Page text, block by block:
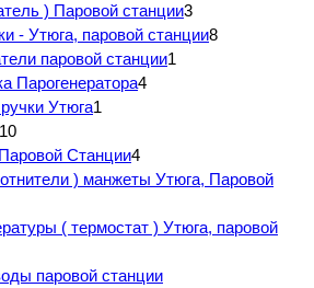
) Паровой станции3
- Утюга, паровой станции8
паровой станции1
Парогенератора4
Утюга1
10
Станции4
) манжеты Утюга, Паровой
( термостат ) Утюга, паровой
паровой станции